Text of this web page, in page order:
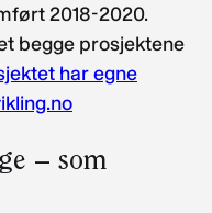
2018-2020.
begge prosjektene
har egne
– som